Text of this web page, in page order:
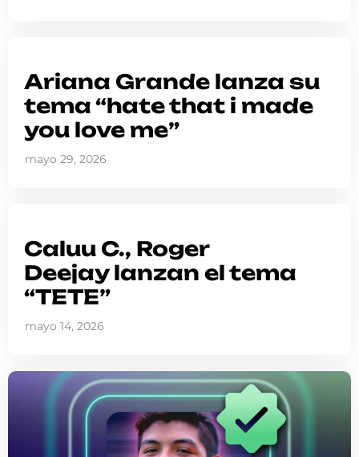
Ariana Grande lanza su
tema “hate that i made
you love me”
mayo 29, 2026
Caluu C., Roger
Deejay lanzan el tema
“TETE”
mayo 14, 2026